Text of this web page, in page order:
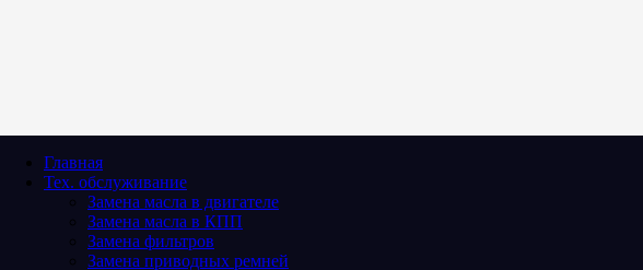
Главная
Тех. обслуживание
Замена масла в двигателе
Замена масла в КПП
Замена фильтров
Замена приводных ремней